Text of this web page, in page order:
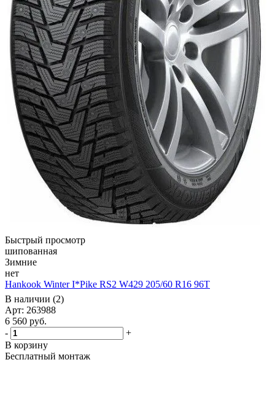
Быстрый просмотр
шипованная
Зимние
нет
Hankook Winter I*Pike RS2 W429 205/60 R16 96T
В наличии (2)
Арт: 263988
6 560 руб.
-
+
В корзину
Бесплатный монтаж